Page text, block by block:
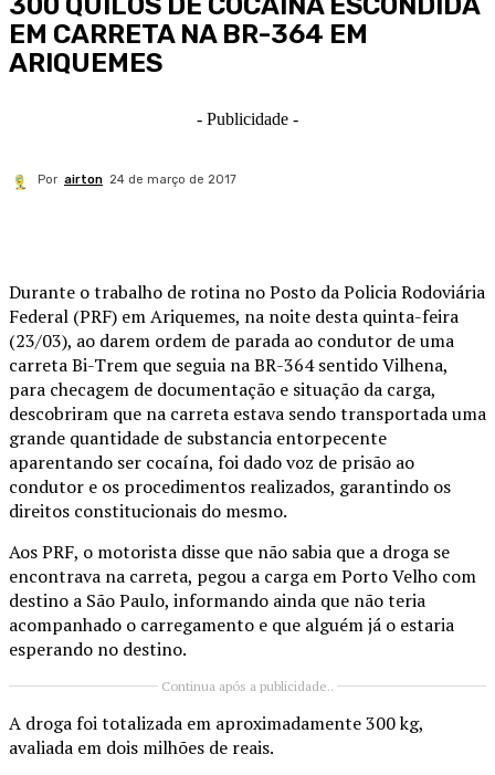
EM CARRETA NA BR-364 EM
ARIQUEMES
- Publicidade -
Por airton 24 de março de 2017
Durante o trabalho de rotina no Posto da Policia Rodoviária
Federal (PRF) em Ariquemes, na noite desta quinta-feira
(23/03), ao darem ordem de parada ao condutor de uma
carreta Bi-Trem que seguia na BR-364 sentido Vilhena,
para checagem de documentação e situação da carga,
descobriram que na carreta estava sendo transportada uma
grande quantidade de substancia entorpecente
aparentando ser cocaína, foi dado voz de prisão ao
condutor e os procedimentos realizados, garantindo os
direitos constitucionais do mesmo.
Aos PRF, o motorista disse que não sabia que a droga se
encontrava na carreta, pegou a carga em Porto Velho com
destino a São Paulo, informando ainda que não teria
acompanhado o carregamento e que alguém já o estaria
esperando no destino.
Continua após a publicidade..
A droga foi totalizada em aproximadamente 300 kg,
avaliada em dois milhões de reais.